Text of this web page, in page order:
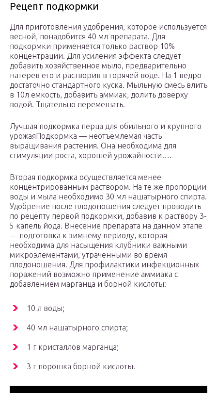
Рецепт подкормки
Для приготовления удобрения, которое используется
весной, понадобится 40 мл препарата. Для
подкормки применяется только раствор 10%
концентрации. Для усиления эффекта следует
добавить хозяйственное мыло, предварительно
натерев его и растворив в горячей воде. На 1 ведро
достаточно стандартного куска. Мыльную смесь влить
в 10л емкость, добавить аммиак, долить доверху
водой. Тщательно перемешать.
Лучшая подкормка перца для обильного и крупного
урожаяПодкормка — неотъемлемая часть
выращивания растения. Она необходима для
стимуляции роста, хорошей урожайности….
Вторая подкормка осуществляется менее
концентрированным раствором. На те же пропорции
воды и мыла необходимо 30 мл нашатырного спирта.
Удобрение после плодоношения следует проводить
по рецепту первой подкормки, добавив к раствору 3-
5 капель йода. Внесение препарата на данном этапе
— подготовка к зимнему периоду, которая
необходима для насыщения клубники важными
микроэлементами, утраченными во время
плодоношения. Для профилактики инфекционных
поражений возможно применение аммиака с
добавлением марганца и борной кислоты:
10 л воды;
40 мл нашатырного спирта;
1 г кристаллов марганца;
3 г порошка борной кислоты.